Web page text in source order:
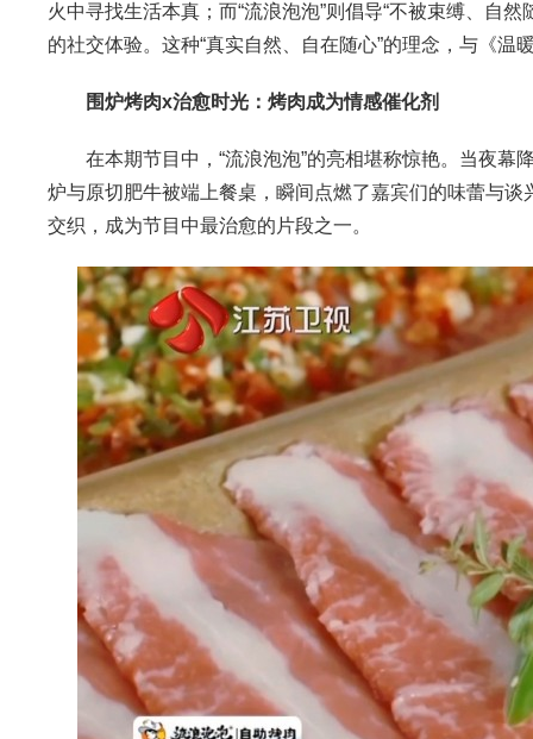
火中寻找生活本真；而“流浪泡泡”则倡导“不被束缚、自
的社交体验。这种“真实自然、自在随心”的理念，与《温
围炉烤肉x治愈时光：烤肉成为情感催化剂
在本期节目中，“流浪泡泡”的亮相堪称惊艳。当夜幕
炉与原切肥牛被端上餐桌，瞬间点燃了嘉宾们的味蕾与
交织，成为节目中最治愈的片段之一。